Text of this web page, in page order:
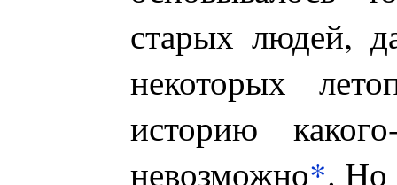
старых людей,
некоторых
историю
невозможно*. Но